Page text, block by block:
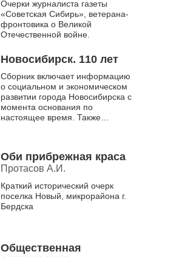
Очерки журналиста газеты
«Советская Сибирь», ветерана-
фронтовика о Великой
Отечественной войне.
Новосибирск. 110 лет
Сборник включает информацию
о социальном и экономическом
развитии города Новосибирска с
момента основания по
настоящее время. Также
Оби прибрежная краса
Протасов А.И.
Краткий исторический очерк
поселка Новый, микрорайона г.
Бердска
Общественная